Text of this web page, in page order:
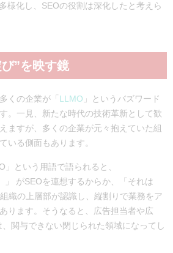
様化し、SEOの役割は深化したと考えら
”を映す鏡
くの企業が「 LLMO 」というバズワード
。一見、新たな時代の技術革新として歓
ますが、 多くの企業が元々抱えていた組
いる側面もあります。
という用語で語られると、
」 がSEOを連想するからか、「それは
織の上層部が認識し、縦割りで業務をア
ります。そうなると、広告担当者や広
関与できない閉じられた領域になってし